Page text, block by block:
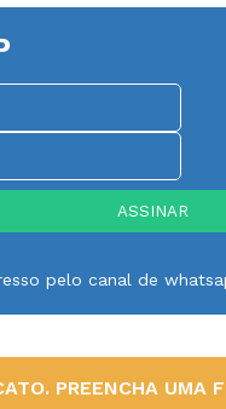
pelo canal de
PREENCHA UMA